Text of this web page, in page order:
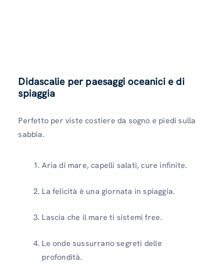
Didascalie per paesaggi oceanici e di
spiaggia
Perfetto per viste costiere da sogno e piedi sulla
sabbia.
Aria di mare, capelli salati, cure infinite.
La felicità è una giornata in spiaggia.
Lascia che il mare ti sistemi free.
Le onde sussurrano segreti delle
profondità.